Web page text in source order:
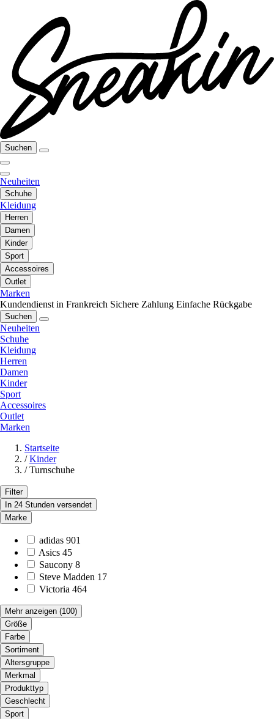
Suchen
Neuheiten
Schuhe
Kleidung
Herren
Damen
Kinder
Sport
Accessoires
Outlet
Marken
Kundendienst in Frankreich Sichere Zahlung Einfache Rückgabe
Suchen
Neuheiten
Schuhe
Kleidung
Herren
Damen
Kinder
Sport
Accessoires
Outlet
Marken
Startseite
/ Kinder
/ Turnschuhe
Filter
In 24 Stunden versendet
Marke
adidas 901
Asics 45
Saucony 8
Steve Madden 17
Victoria 464
Mehr anzeigen (100)
Größe
Farbe
Sortiment
Altersgruppe
Merkmal
Produkttyp
Geschlecht
Sport